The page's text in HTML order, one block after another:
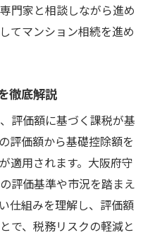
門家と相談しながら進め
てマンション相続を進め
徹底解説
評価額に基づく課税が基
評価額から基礎控除額を
適用されます。大阪府守
評価基準や市況を踏まえ
仕組みを理解し、評価額
で、税務リスクの軽減と